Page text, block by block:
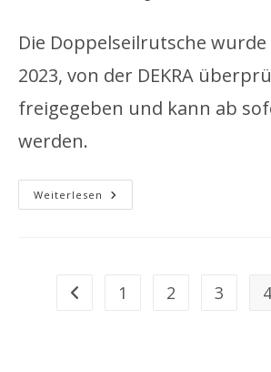
Die Doppelseilrutsche wurde
2023, von der DEKRA
freigegeben und kann ab
werden.
Weiterlesen Doppelseilrutsche
Durch
Zur vorherigen Seite
1 2 3 4